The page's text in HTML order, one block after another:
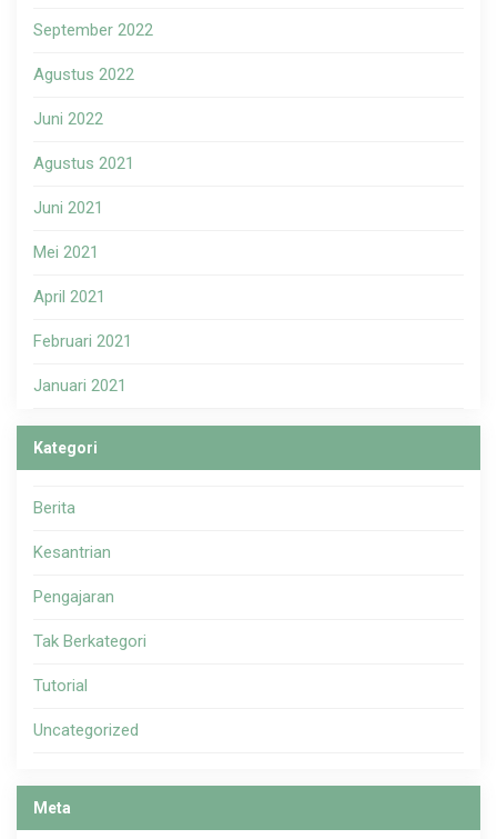
September 2022
Agustus 2022
Juni 2022
Agustus 2021
Juni 2021
Mei 2021
April 2021
Februari 2021
Januari 2021
Kategori
Berita
Kesantrian
Pengajaran
Tak Berkategori
Tutorial
Uncategorized
Meta